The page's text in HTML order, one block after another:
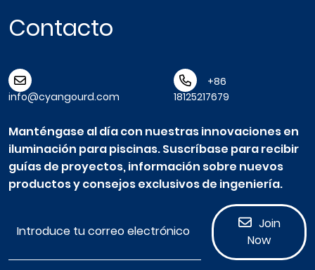
Contacto
info@cyangourd.com
+86
18125217679
Manténgase al día con nuestras innovaciones en
iluminación para piscinas. Suscríbase para recibir
guías de proyectos, información sobre nuevos
productos y consejos exclusivos de ingeniería.
Join
Now